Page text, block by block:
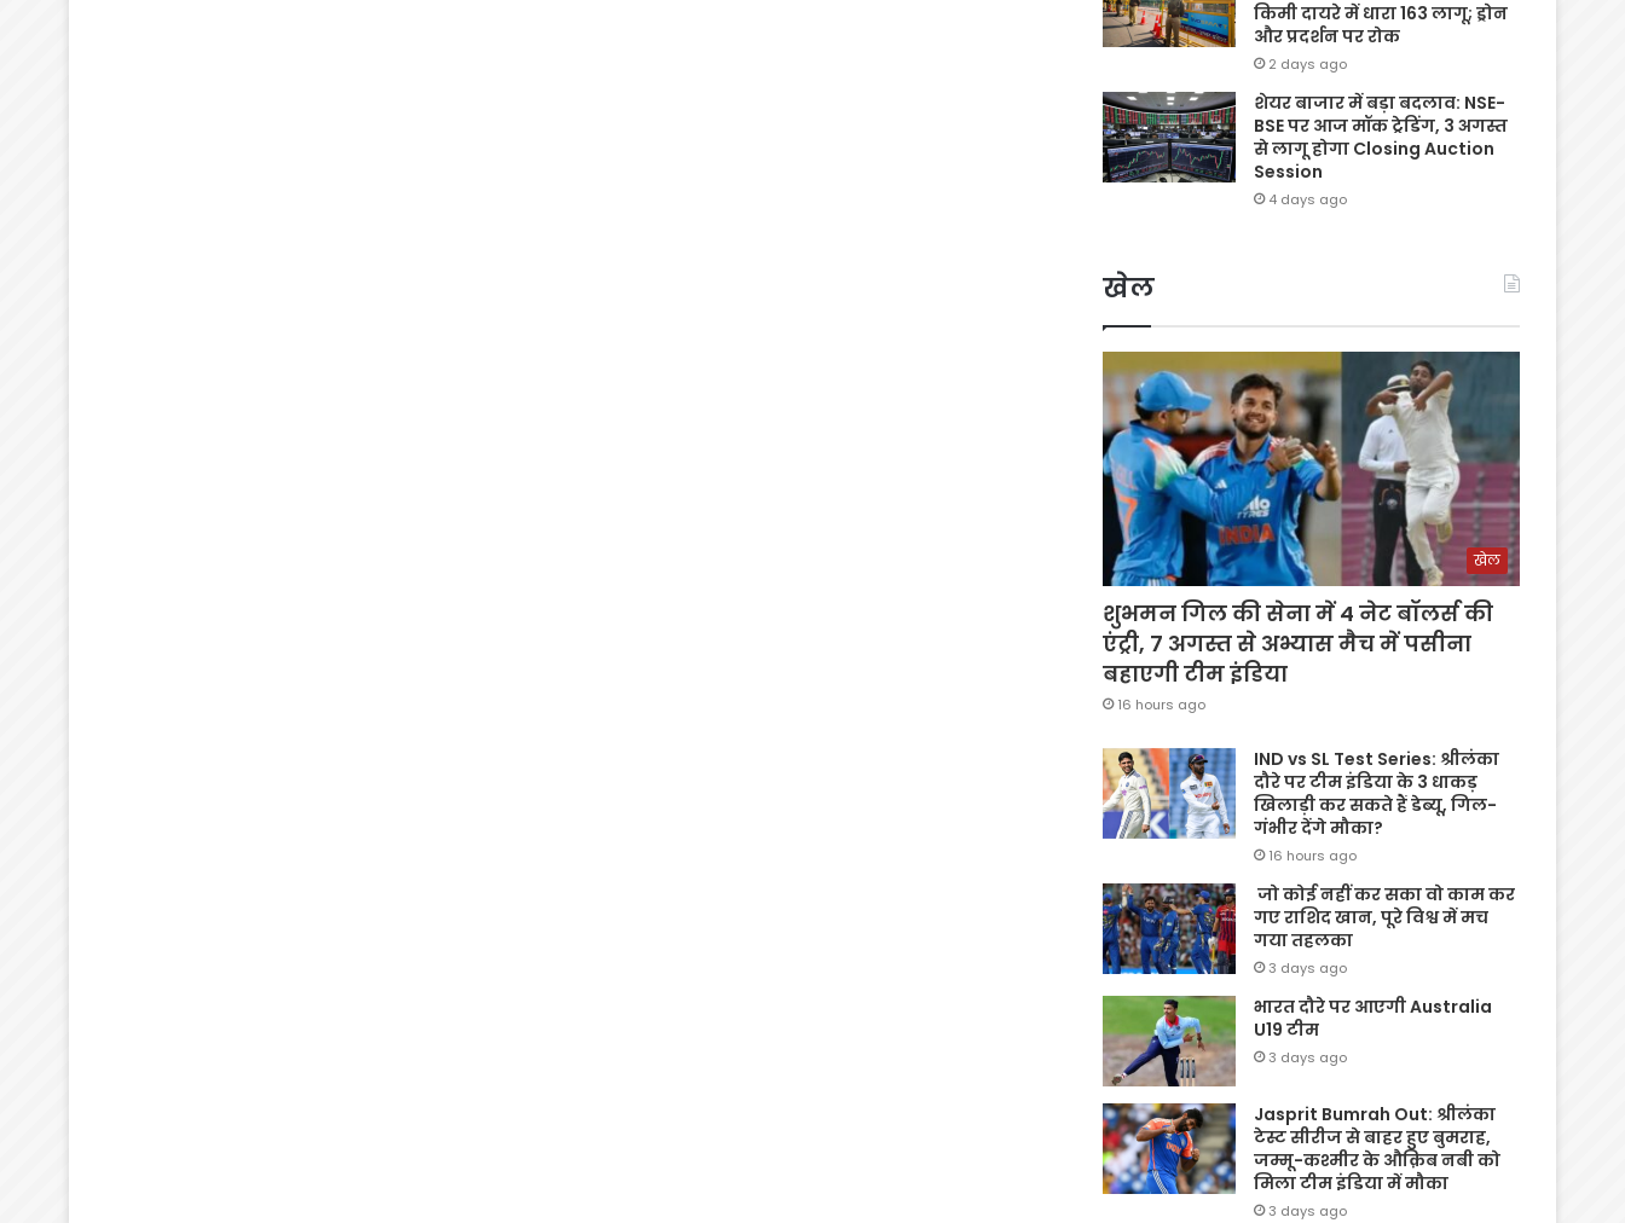
किमी दायरे में धारा 163 लागू; ड्रोन
और प्रदर्शन पर रोक
2 days ago
शेयर बाजार में बड़ा बदलाव: NSE-
BSE पर आज मॉक ट्रेडिंग, 3 अगस्त
से लागू होगा Closing Auction
Session
4 days ago
खेल
खेल
शुभमन गिल की सेना में 4 नेट बॉलर्स की
एंट्री, 7 अगस्त से अभ्यास मैच में पसीना
बहाएगी टीम इंडिया
16 hours ago
IND vs SL Test Series: श्रीलंका
दौरे पर टीम इंडिया के 3 धाकड़
खिलाड़ी कर सकते हैं डेब्यू, गिल-
गंभीर देंगे मौका?
16 hours ago
जो कोई नहीं कर सका वो काम कर
गए राशिद खान, पूरे विश्व में मच
गया तहलका
3 days ago
भारत दौरे पर आएगी Australia
U19 टीम
3 days ago
Jasprit Bumrah Out: श्रीलंका
टेस्ट सीरीज से बाहर हुए बुमराह,
जम्मू-कश्मीर के औक़िब नबी को
मिला टीम इंडिया में मौका
3 days ago